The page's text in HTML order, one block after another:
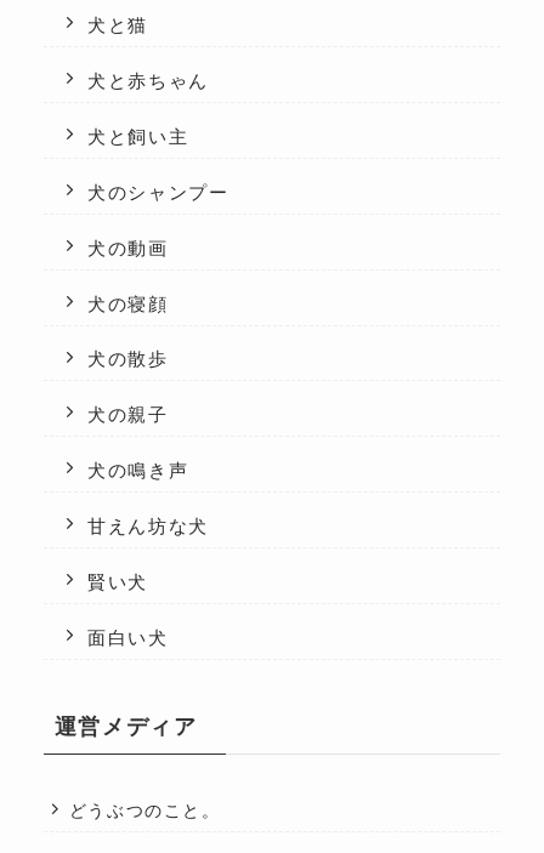
犬と猫
犬と赤ちゃん
犬と飼い主
犬のシャンプー
犬の動画
犬の寝顔
犬の散歩
犬の親子
犬の鳴き声
甘えん坊な犬
賢い犬
面白い犬
運営メディア
どうぶつのこと。